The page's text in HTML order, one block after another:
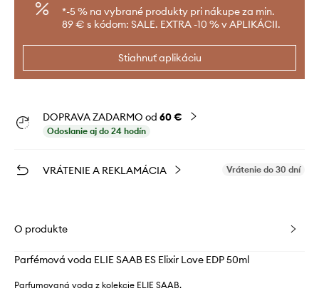
*-5 % na vybrané produkty pri nákupe za min.
89 € s kódom: SALE. EXTRA -10 % v APLIKÁCII.
Stiahnuť aplikáciu
DOPRAVA ZADARMO od 60 €
Odoslanie aj do 24 hodín
VRÁTENIE A REKLAMÁCIA Vrátenie do 30 dní
O produkte
Parfémová voda ELIE SAAB ES Elixir Love EDP 50ml
Parfumovaná voda z kolekcie ELIE SAAB.